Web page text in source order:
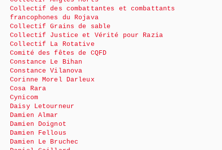
Collectif des combattantes et combattants
francophones du Rojava
Collectif Grains de sable
Collectif Justice et Vérité pour Razia
Collectif La Rotative
Comité des fêtes de CQFD
Constance Le Bihan
Constance Vilanova
Corinne Morel Darleux
Cosa Rara
Cynicom
Daisy Letourneur
Damien Almar
Damien Doignot
Damien Fellous
Damien Le Bruchec